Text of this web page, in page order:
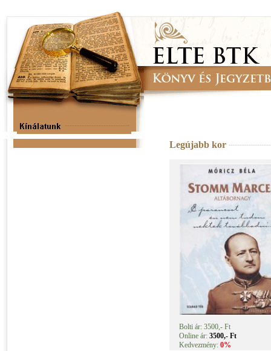
Legújabb kor
Bolti ár: 3500,- Ft
Online ár: 3500,- Ft
Kedvezmény: 0%